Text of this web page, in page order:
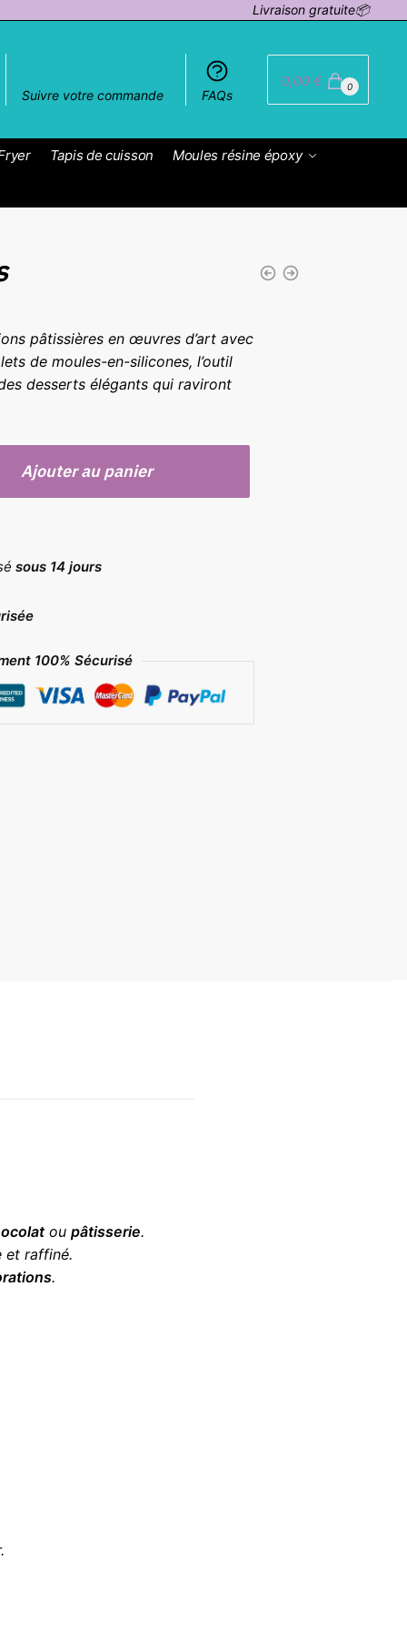
Livraison gratuite📦
Suivre votre commande FAQs
0,00€ 0
Tapis de cuisson Moules résine époxy
pâtissières en œuvres d’art avec
de moules-en-silicones, l’outil
desserts élégants qui raviront
Ajouter au panier
sous 14 jours
100% Sécurisé
ou pâtisserie.
et raffiné.
.